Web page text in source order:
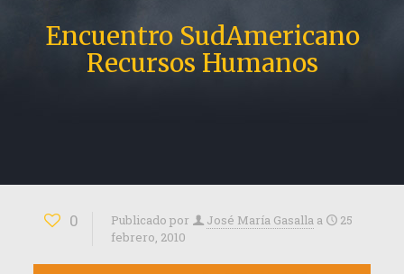
Encuentro SudAmericano
Recursos Humanos
0 Publicado por José María Gasalla a
25
febrero, 2010